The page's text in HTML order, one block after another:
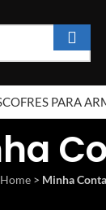
COFRES PARA
Home > Minha Conta